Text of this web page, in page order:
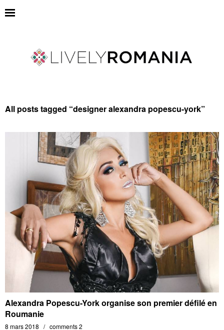
All posts tagged “designer alexandra popescu-york”
Alexandra Popescu-York organise son premier défilé en
Roumanie
8 mars 2018 comments 2